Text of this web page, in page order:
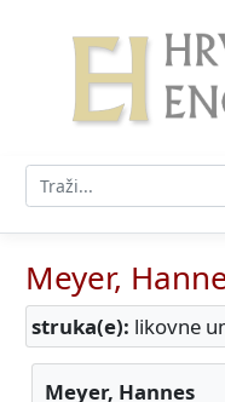
Meyer,
struka(e): likovne
Meyer, Hannes